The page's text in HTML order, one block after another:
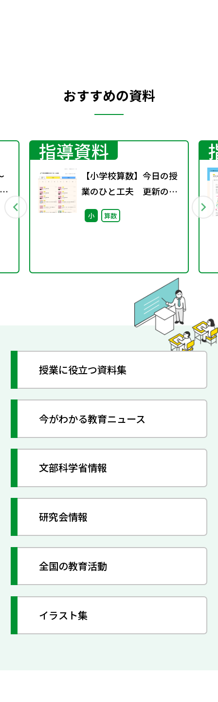
おすすめの資料
指導資料
【小学校算数】今日の授
業のひと工夫 更新のお
知らせ
小 算数
授業に役立つ資料集
今がわかる教育ニュース
文部科学省情報
研究会情報
全国の教育活動
イラスト集